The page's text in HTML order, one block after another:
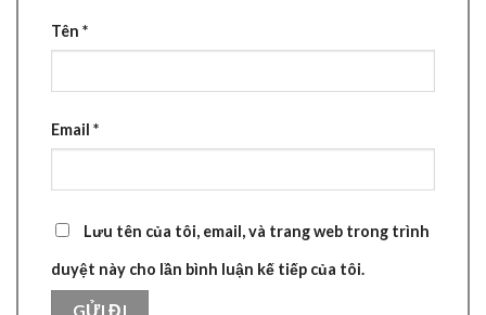
Tên *
Email *
Lưu tên của tôi, email, và trang web trong trình
duyệt này cho lần bình luận kế tiếp của tôi.